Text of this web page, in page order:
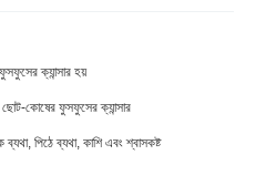
ক্যান্সার হয়
কোষের ফুসফুসের ক্যান্সার
পিঠে ব্যথা, কাশি এবং শ্বাসকষ্ট